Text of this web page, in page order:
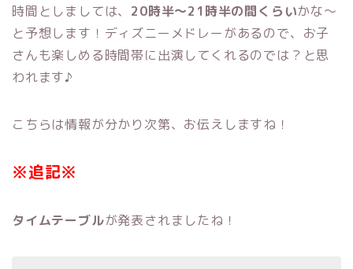
時間としましては、 20時半～21時半の間くらいかな～
と予想します！ディズニーメドレーがあるので、お子
さんも楽しめる時間帯に出演してくれるのでは？と思
われます♪
こちらは情報が分かり次第、お伝えしますね！
※追記※
タイムテーブルが発表されましたね！